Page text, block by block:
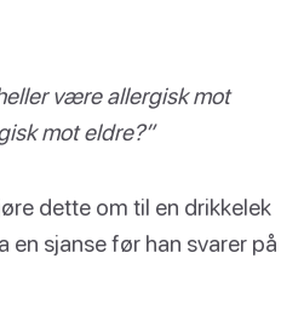
være allergisk mot
mot eldre?”
dette om til en drikkelek
en sjanse før han svarer på